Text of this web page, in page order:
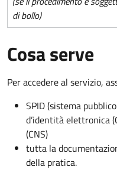
di bollo)
Cosa serve
Per accedere al servizio,
SPID (sistema
d’identità elettronica
(CNS)
tutta la
della pratica.